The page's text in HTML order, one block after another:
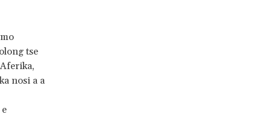
tse
nosi a a